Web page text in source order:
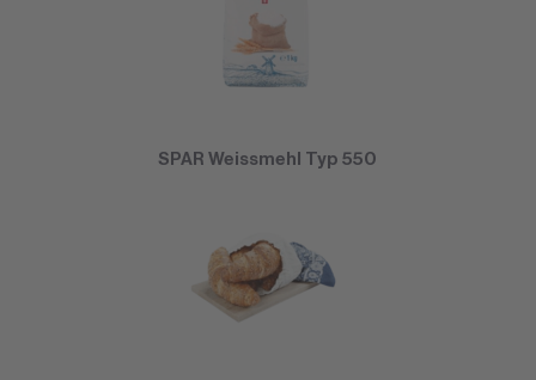
SPAR Weissmehl Typ 550